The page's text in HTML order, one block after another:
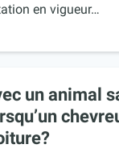
en vigueur…
un animal